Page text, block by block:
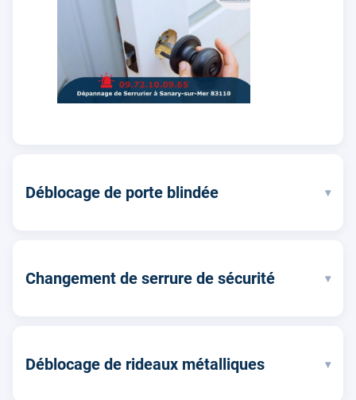
Déblocage de porte blindée ▾
Changement de serrure de sécurité ▾
Déblocage de rideaux métalliques ▾